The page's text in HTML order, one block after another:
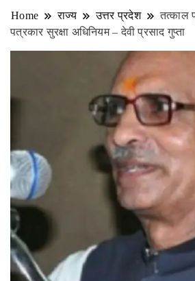
Home राज्य उत्तर प्रदेश
तत्काल
पत्रकार सुरक्षा अधिनियम – देवी प्रसाद गुप्ता